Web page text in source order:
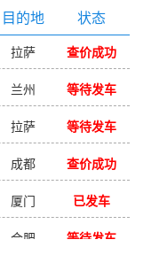
目的地 状态
拉萨 查价成功
兰州 等待发车
拉萨 等待发车
成都 查价成功
厦门 已发车
合肥 等待发车